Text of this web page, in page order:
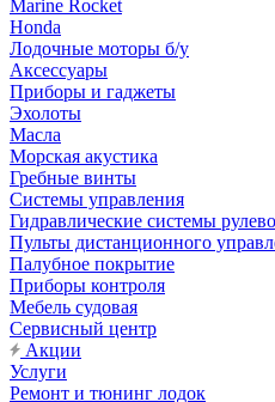
Marine Rocket
Honda
Лодочные моторы б/у
Аксессуары
Приборы и гаджеты
Эхолоты
Масла
Морская акустика
Гребные винты
Системы управления
Гидравлические системы
Пульты дистанционного
Палубное покрытие
Приборы контроля
Мебель судовая
Сервисный центр
Акции
Услуги
Ремонт и тюнинг лодок